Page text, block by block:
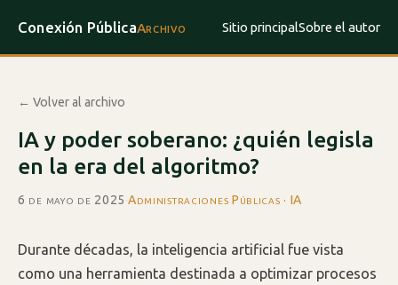
Conexión PúblicaArchivo Sitio principalSobre el autor
← Volver al archivo
IA y poder soberano: ¿quién legisla
en la era del algoritmo?
6 de mayo de 2025·Administraciones Públicas · IA
Durante décadas, la inteligencia artificial fue vista
como una herramienta destinada a optimizar procesos